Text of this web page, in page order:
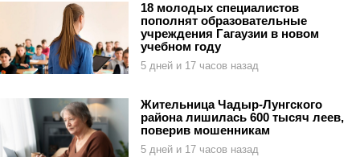
18 молодых специалистов
пополнят образовательные
учреждения Гагаузии в новом
учебном году
5 дней и 17 часов назад
Жительница Чадыр-Лунгского
района лишилась 600 тысяч леев,
поверив мошенникам
5 дней и 17 часов назад